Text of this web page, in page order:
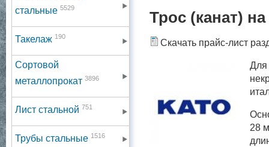
стальные 5529
Такелаж 190
Сортовой
металлопрокат 3896
Лист стальной 751
Трубы стальные 1516
Трос (канат)
Скачать прайс-лист
Для
28